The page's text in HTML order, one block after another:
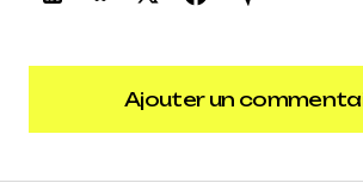
Ajouter un
Ajouter un